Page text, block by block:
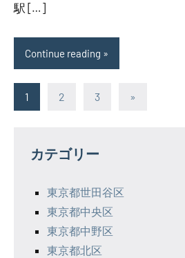
駅 […]
Continue reading
投
の
1 2 3
Next
»
カテゴリー
東京都世田谷区
東京都中央区
東京都中野区
東京都北区